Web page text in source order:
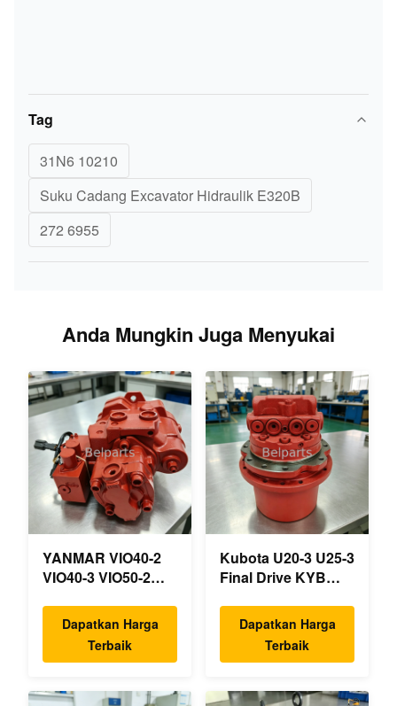
Tag
31N6 10210
Suku Cadang Excavator Hidraulik E320B
272 6955
Anda Mungkin Juga Menyukai
YANMAR VIO40-2
VIO40-3 VIO50-2
VIO55-3 Pompa
Hidrolik Utama OEM
PSVD2-17E B0600-
Mini Ekskavator
Dapatkan Harga
Terbaik
Kubota U20-3 U25-3
Final Drive KYB
OEM Travel Motor
B0240-18076
RB511-61290
RC157-78000 Untuk
Dapatkan Harga
Terbaik